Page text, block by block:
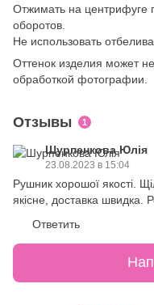
Отжимать на центрифуге
оборотов.
Не использовать
Оттенок изделия может
обработкой фотографии.
Отзывы 1
Шурпенкова Юлія
23.08.2023 в 15:04
Рушник хорошої якості.
якісне, доставка швидка.
Ответить